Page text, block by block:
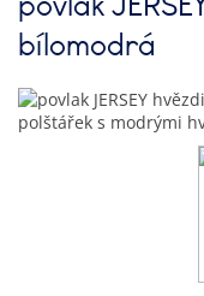
bílomodrá